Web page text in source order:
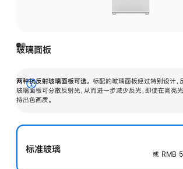
玻璃面板
两种抗反射玻璃面板可选。 标配的玻璃面板经过特别设计，
玻璃面板可分散反射光，从而进一步减少反光，即使在高亮
持出色画质。
展
开
标准玻璃
或 RMB